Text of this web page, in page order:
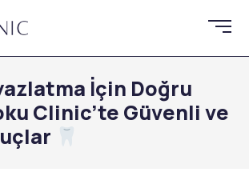
İçin Doğru
Clinic’te Güvenli ve